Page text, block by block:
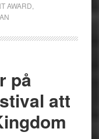
AWARD
på
att